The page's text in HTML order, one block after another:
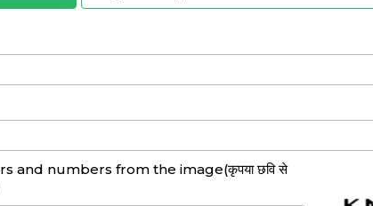
and numbers from the image(कृपया छवि से